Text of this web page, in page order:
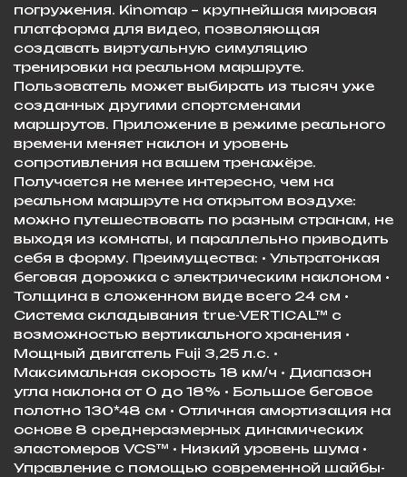
погружения. Kinomap – крупнейшая мировая
платформа для видео, позволяющая
создавать виртуальную симуляцию
тренировки на реальном маршруте.
Пользователь может выбирать из тысяч уже
созданных другими спортсменами
маршрутов. Приложение в режиме реального
времени меняет наклон и уровень
сопротивления на вашем тренажёре.
Получается не менее интересно, чем на
реальном маршруте на открытом воздухе:
можно путешествовать по разным странам, не
выходя из комнаты, и параллельно приводить
себя в форму. Преимущества: • Ультратонкая
беговая дорожка с электрическим наклоном •
Толщина в сложенном виде всего 24 см •
Система складывания true-VERTICAL™ с
возможностью вертикального хранения •
Мощный двигатель Fuji 3,25 л.с. •
Максимальная скорость 18 км/ч • Диапазон
угла наклона от 0 до 18% • Большое беговое
полотно 130*48 см • Отличная амортизация на
основе 8 среднеразмерных динамических
эластомеров VCS™ • Низкий уровень шума •
Управление с помощью современной шайбы-